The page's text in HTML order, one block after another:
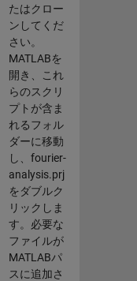
たはクロー
ンしてくだ
さい。
MATLABを
開き、これ
らのスクリ
プトが含ま
れるフォル
ダーに移動
し、 fourier-
analysis.prj
をダブルク
リックしま
す。必要な
ファイルが
MATLABパ
スに追加さ